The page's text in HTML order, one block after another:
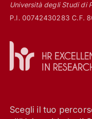
Università degli Studi di
P.I. 00742430283 C.F.
Scegli il tuo